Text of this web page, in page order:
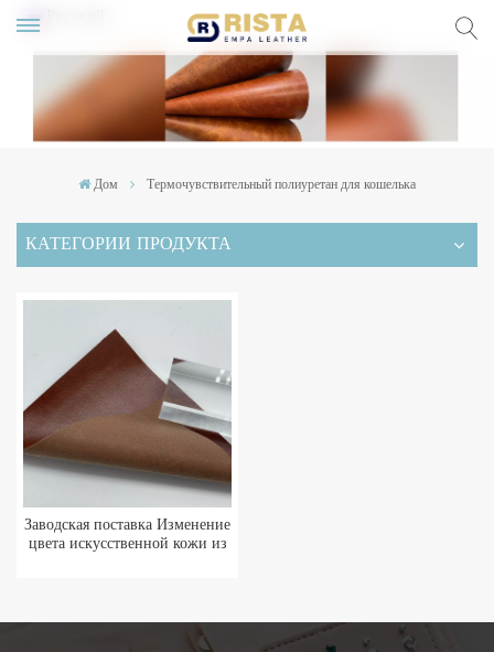
Дом Термочувствительный полиуретан для кошелька
КАТЕГОРИИ ПРОДУКТА
Заводская поставка Изменение
цвета искусственной кожи из